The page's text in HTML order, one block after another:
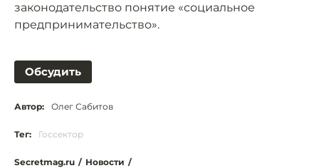
законодательство понятие «социальное
предпринимательство».
Обсудить
Автор: Олег Сабитов
Тег: Госсектор
Secretmag.ru / Новости /